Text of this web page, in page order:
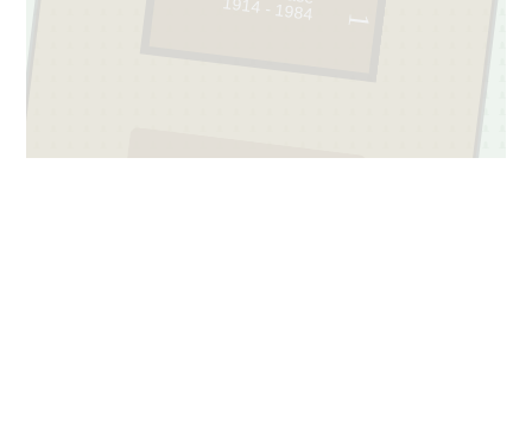
1
1914 - 1984